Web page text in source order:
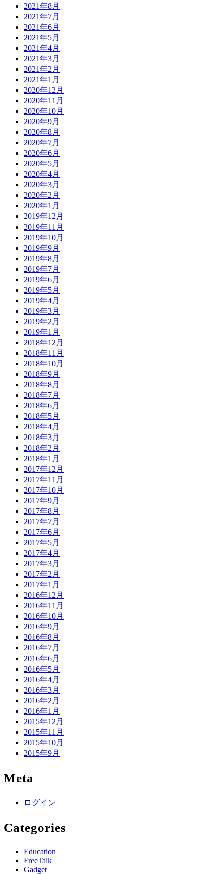
2021年8月
2021年7月
2021年6月
2021年5月
2021年4月
2021年3月
2021年2月
2021年1月
2020年12月
2020年11月
2020年10月
2020年9月
2020年8月
2020年7月
2020年6月
2020年5月
2020年4月
2020年3月
2020年2月
2020年1月
2019年12月
2019年11月
2019年10月
2019年9月
2019年8月
2019年7月
2019年6月
2019年5月
2019年4月
2019年3月
2019年2月
2019年1月
2018年12月
2018年11月
2018年10月
2018年9月
2018年8月
2018年7月
2018年6月
2018年5月
2018年4月
2018年3月
2018年2月
2018年1月
2017年12月
2017年11月
2017年10月
2017年9月
2017年8月
2017年7月
2017年6月
2017年5月
2017年4月
2017年3月
2017年2月
2017年1月
2016年12月
2016年11月
2016年10月
2016年9月
2016年8月
2016年7月
2016年6月
2016年5月
2016年4月
2016年3月
2016年2月
2016年1月
2015年12月
2015年11月
2015年10月
2015年9月
Meta
ログイン
Categories
Education
FreeTalk
Gadget